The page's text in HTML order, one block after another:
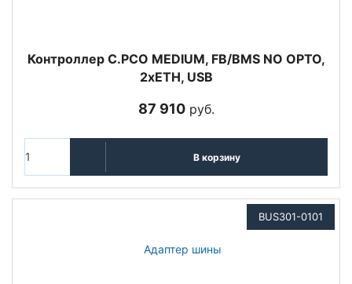
Контроллер C.PCO MEDIUM, FB/BMS NO OPTO,
2xETH, USB
87 910руб.
В корзину
BUS301-0101